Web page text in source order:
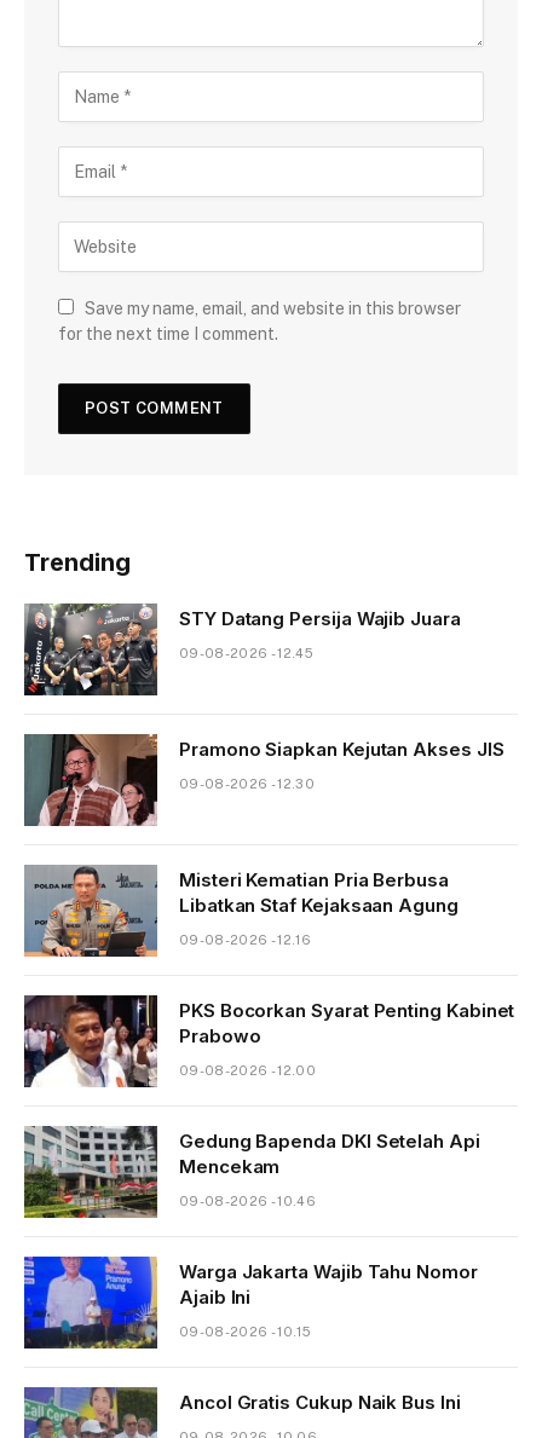
Save my name, email, and website in this browser
for the next time I comment.
Trending
STY Datang Persija Wajib Juara
09-08-2026 - 12.45
Pramono Siapkan Kejutan Akses JIS
09-08-2026 - 12.30
Misteri Kematian Pria Berbusa
Libatkan Staf Kejaksaan Agung
09-08-2026 - 12.16
PKS Bocorkan Syarat Penting Kabinet
Prabowo
09-08-2026 - 12.00
Gedung Bapenda DKI Setelah Api
Mencekam
09-08-2026 - 10.46
Warga Jakarta Wajib Tahu Nomor
Ajaib Ini
09-08-2026 - 10.15
Ancol Gratis Cukup Naik Bus Ini